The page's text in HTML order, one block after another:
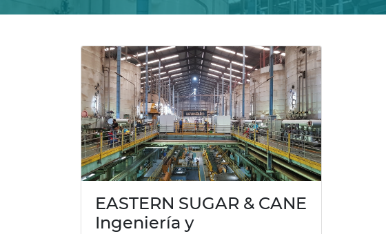
EASTERN SUGAR & CANE
Ingeniería y